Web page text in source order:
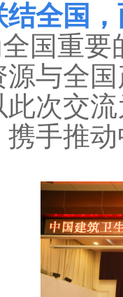
全国
重要
与全
次交
手推